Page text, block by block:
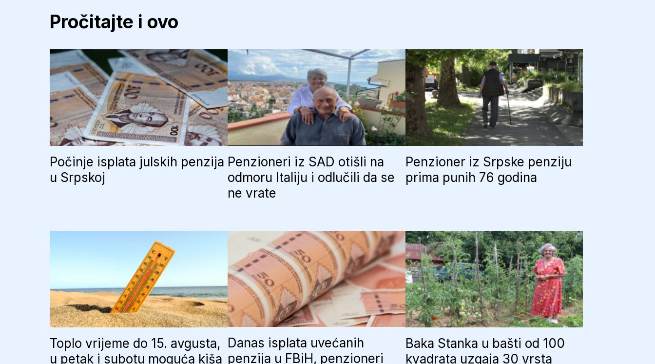
Pročitajte i ovo
Počinje isplata julskih penzija
u Srpskoj
Penzioneri iz SAD otišli na
odmoru Italiju i odlučili da se
ne vrate
Penzioner iz Srpske penziju
prima punih 76 godina
Toplo vrijeme do 15. avgusta,
u petak i subotu moguća kiša
Danas isplata uvećanih
penzija u FBiH, penzioneri
Baka Stanka u bašti od 100
kvadrata uzgaja 30 vrsta